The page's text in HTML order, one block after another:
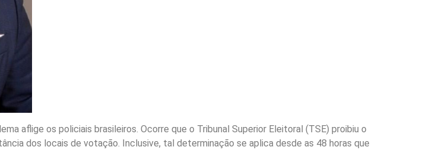
aflige os policiais brasileiros. Ocorre que o Tribunal Superior Eleitoral (TSE) proibiu o
dos locais de votação. Inclusive, tal determinação se aplica desde as 48 horas que